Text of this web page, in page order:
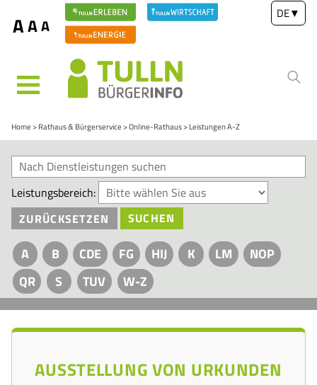
AAA
DE▼
MENÜ
Home Rathaus & Bürgerservice Online-Rathaus Leistungen A-Z
Leistungsbereich:
ZURÜCKSETZEN
SUCHEN
A B CDE FG HIJ K LM
NOP
QR
S TUV W-Z
AUSSTELLUNG VON URKUNDEN